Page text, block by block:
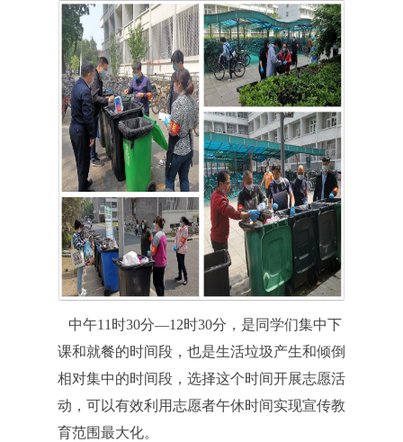
中午11时30分—12时30分，是同学们集中下
课和就餐的时间段，也是生活垃圾产生和倾倒
相对集中的时间段，选择这个时间开展志愿活
动，可以有效利用志愿者午休时间实现宣传教
育范围最大化。